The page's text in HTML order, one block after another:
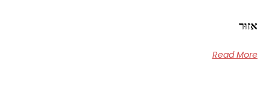
אזוּר
Read More